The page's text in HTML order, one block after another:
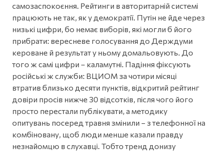
самозаспокоєння. Рейтинги в авторитарній системі
працюють не так, як у демократії. Путін не йде через
низькі цифри, бо немає виборів, які могли б його
прибрати: вересневе голосування до Держдуми
кероване й результат у ньому домальовують. До
того ж самі цифри – каламутні. Падіння фіксують
російські ж служби: ВЦИОМ за чотири місяці
втратив близько десяти пунктів, відкритий рейтинг
довіри просів нижче 30 відсотків, після чого його
просто перестали публікувати, а методику
опитувань посеред травня змінили – з телефонної на
комбіновану, щоб люди менше казали правду
незнайомцю в слухавці. Тобто тренд донизу